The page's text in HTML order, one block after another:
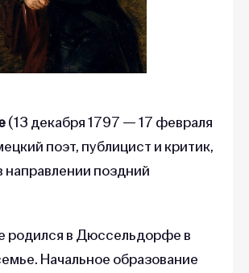
(13 декабря 1797 — 17 февраля
поэт, публицист и критик,
направлении поздний
родился в Дюссельдорфе в
Начальное образование